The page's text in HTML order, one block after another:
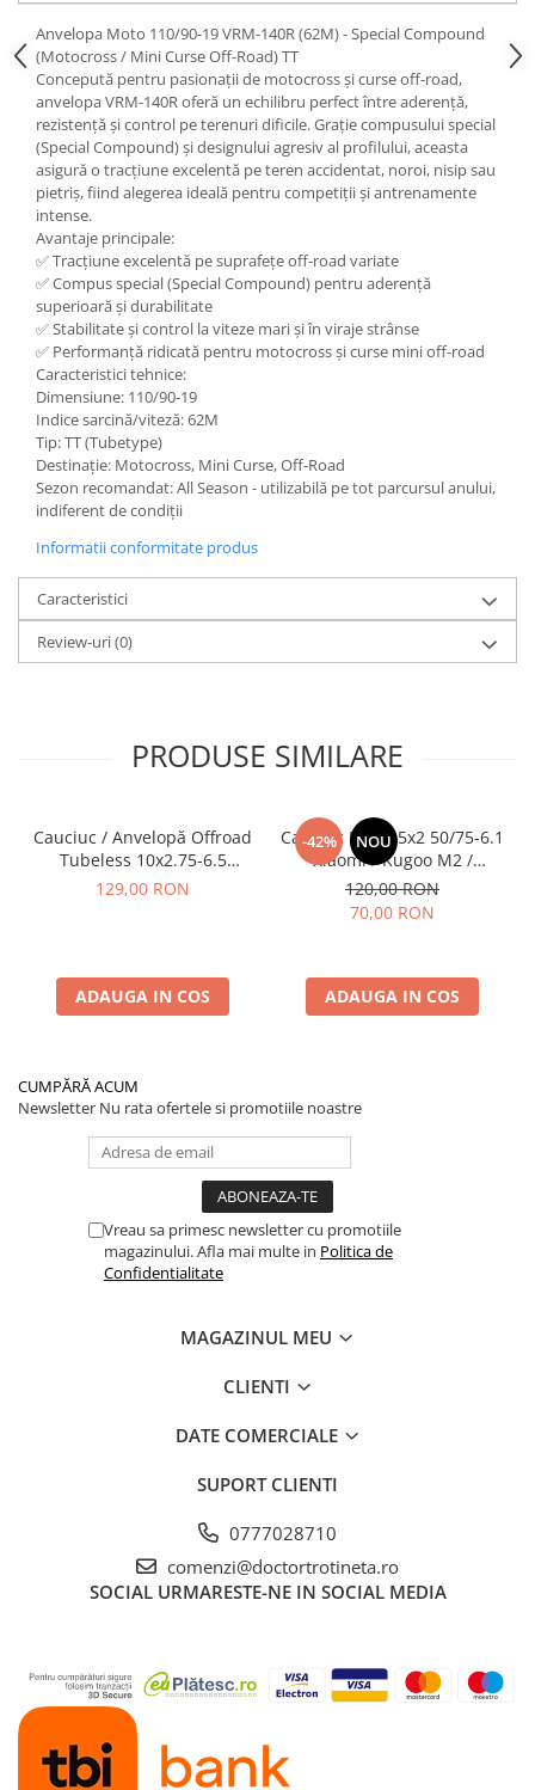
Anvelope ATV
Cauciucuri bicicleta
Anvelope și Camere Utilaje
https://www.doctortrotineta.ro/plata-
tbi?
forceOriginalForEdit=1&preview=00681
Anvelopa Moto 110/90-19 VRM-140R (62M) - Special Compound
(Motocross / Mini Curse Off-Road) TT
Concepută pentru pasionații de motocross și curse off-road,
anvelopa VRM-140R oferă un echilibru perfect între aderență,
rezistență și control pe terenuri dificile. Grație compusului special
(Special Compound) și designului agresiv al profilului, aceasta
asigură o tracțiune excelentă pe teren accidentat, noroi, nisip sau
pietriș, fiind alegerea ideală pentru competiții și antrenamente
intense.
Avantaje principale:
✅ Tracțiune excelentă pe suprafețe off-road variate
✅ Compus special (Special Compound) pentru aderență
superioară și durabilitate
✅ Stabilitate și control la viteze mari și în viraje strânse
✅ Performanță ridicată pentru motocross și curse mini off-road
Caracteristici tehnice:
Dimensiune: 110/90-19
Indice sarcină/viteză: 62M
Tip: TT (Tubetype)
Destinație: Motocross, Mini Curse, Off-Road
Sezon recomandat: All Season - utilizabilă pe tot parcursul anului,
indiferent de condiții
Informatii conformitate produs
Caracteristici
Review-uri(0)
PRODUSE SIMILARE
Cauciuc / Anvelopă Offroad
Tubeless 10x2.75-6.5
KuKirin G2/G2 Master 2025
129,00 RON
ADAUGA IN COS
-42% NOU
Cauciuc Plin 8.5x2 50/75-6.1
Xiaomi / Kugoo M2 /
Ducati/Evergreen/Motus/
120,00 RON
70,00 RON
ADAUGA IN COS
CUMPĂRĂ ACUM
Newsletter Nu rata ofertele si promotiile noastre
Vreau sa primesc newsletter cu promotiile
magazinului. Afla mai multe in Politica de
Confidentialitate
MAGAZINUL MEU
CLIENTI
DATE COMERCIALE
SUPORT CLIENTI
0777028710
comenzi@doctortrotineta.ro
SOCIAL URMARESTE-NE IN SOCIAL MEDIA